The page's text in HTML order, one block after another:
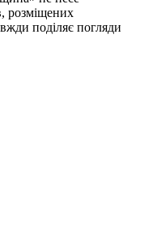
розміщених
поділяє погляди